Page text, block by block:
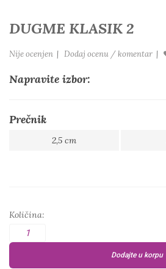
DUGME KLASIK 2
Nije ocenjen | Dodaj ocenu / komentar |
Napravite izbor:
Prečnik
2,5 cm
Količina:
Dodajte u korpu